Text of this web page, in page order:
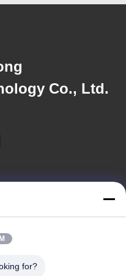
Co., Ltd.
Hefei, Anhui, China
for?